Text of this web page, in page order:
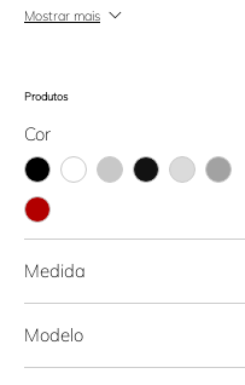
Mostrar mais
Produtos
Cor
Medida
5/8’’
¾
¾´´
Modelo
Gourmet Jr